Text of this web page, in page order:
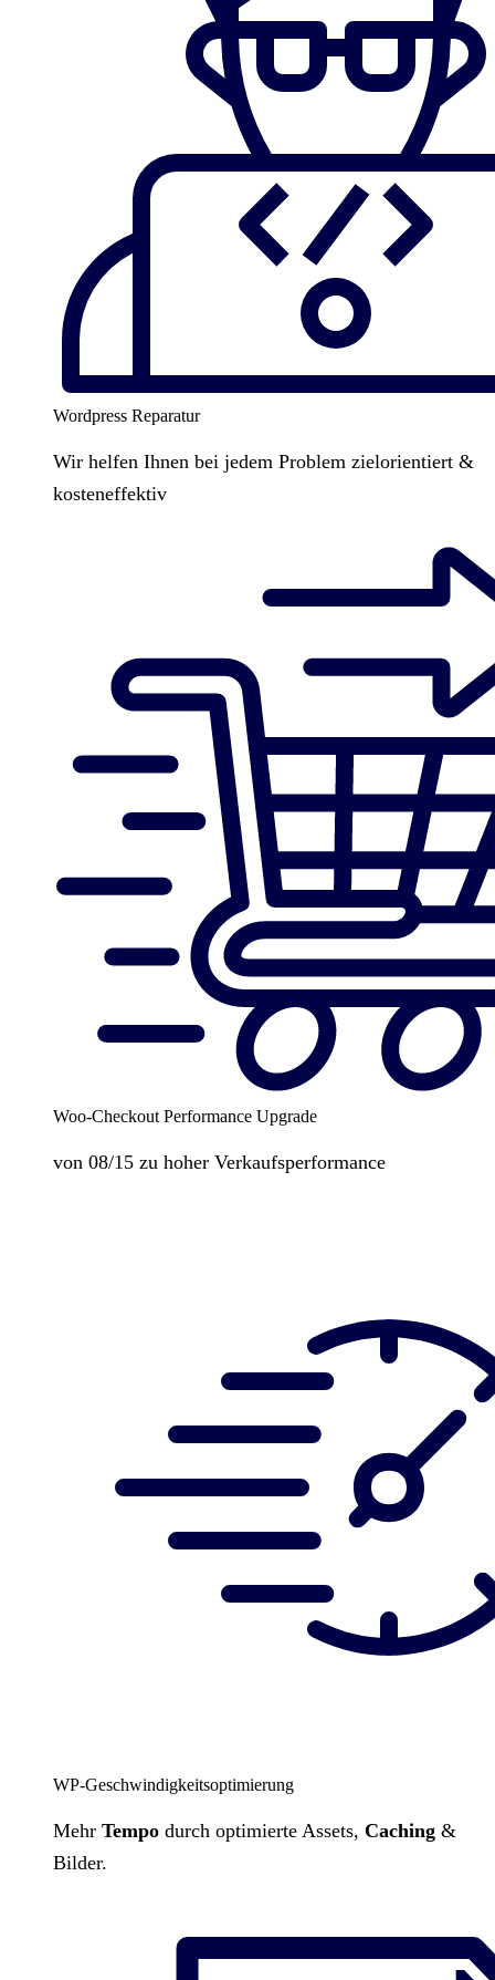
Wordpress Reparatur
Wir helfen Ihnen bei jedem Problem zielorientiert &
kosteneffektiv
Woo-Checkout Performance Upgrade
von 08/15 zu hoher Verkaufsperformance
WP-Geschwindigkeitsoptimierung
Mehr Tempo durch optimierte Assets, Caching &
Bilder.